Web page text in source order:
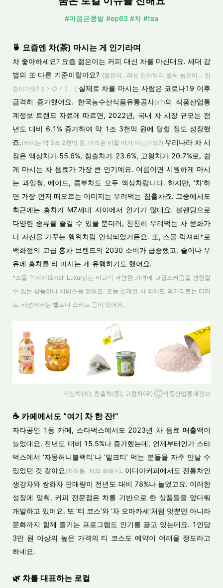
#마음은콩밭 #ep63 #차 #tea
🍵 요즘엔 차(茶) 마시는 게 인기라며
차 좋아하세요? 요즘 젊은이는 커피 대신 차를 마신대요. 세대 감
별의 또 다른 기준이랄까요? (젊은이…라는 단어부터 벌써 늙은이… 인
증이가요? (;＾◇＾;)ゝ) 실제로 차를 마시는 사람은 코로나19 이후
급격히 증가했어요. 한국농수산식품유통공사(aT)의 식품산업통
계정보 트렌드 자료에 따르면, 2022년, 국내 차 시장 규모는 전
년도 대비 6.1% 증가하여 약 1조 3천억 원에 달할 정도 성장했
죠.(커피는 약 3조 2천억 원, 아직은 비할 바가 아닌가요?) 우리나라 차 시
장은 액상차가 55.6%, 침출차가 23.6%, 고형차가 20.7%로, 쉽
게 마시는 차 음료가 가장 큰 인기예요. 여름이면 시원하게 마시
는 과일청, 에이드, 콤부차도 모두 액상차랍니다. 하지만, ‘차’하
면 가장 먼저 떠오르는 이미지는 우려먹는 침출차죠. 그중에서도
최근에는 홍차가 MZ세대 사이에서 인기가 많대요. 블렌딩으로
다양한 종류를 즐길 수 있을 뿐더러, 천천히 우려먹는 차 문화가
나 자신을 가꾸는 행위처럼 인식되었거든요. 또, 스몰 럭셔리*로
백화점의 고급 홍차 브랜드의 2030 소비가 급증했고, 술이나 우
유에 홍차를 타 마시는 게 유행하기도 했어요.
*스몰 럭셔리(Small Luxury)는 비교적 저렴한 가격에 고급스러움을 경험할
수 있는 상품이나 서비스를 말해요. 오늘 소개한 차 외에도 먹거리로는 디저
트, 패션에서는 벨트나 스카프 등이 있어요.
액상차(좌), 침출차(중), 고형차(우) Ⓒ식품산업통계정보
☕ 카페에서도 “여기 차 한 잔!”
자타공인 1등 카페, 스타벅스에서도 2023년 차 음료 매출액이
늘었대요. 전년도 대비 15.5%나 증가했는데, 언제부터인가 스타
벅스에서 ‘자몽허니블랙티’나 ‘밀크티’ 먹는 분들을 자주 만날 수
있었던 것 같아요 (자허블, 저의 최애✧). 이디야커피에서도 전통차인
생강차와 쌍화차 판매량이 전년도 대비 78%나 늘었고요. 이러한
성장에 맞춰, 커피 전문점은 차를 기반으로 한 상품들을 앞다퉈
개발하고 있어요. 또 ‘티 코스’와 ‘차 오마카세’처럼 맛뿐만 아니라
문화까지 함께 즐기는 프로그램도 인기를 끌고 있는데요. 1인당
3만 원 이상의 높은 가격의 티 코스도 예약이 어려울 정도라고
하네요.
🌿 차를 대표하는 로컬